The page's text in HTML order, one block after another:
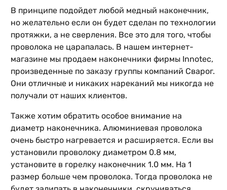
В принципе подойдет любой медный наконечник,
но желательно если он будет сделан по технологии
протяжки, а не сверления. Все это для того, чтобы
проволока не царапалась. В нашем интернет-
магазине мы продаем наконечники фирмы Innotec,
произведенные по заказу группы компаний Сварог.
Они отличные и никаких нареканий мы никогда не
получали от наших клиентов.
Также хотим обратить особое внимание на
диаметр наконечника. Алюминиевая проволока
очень быстро нагревается и расширяется. Если вы
установили проволоку диаметром 0.8 мм,
установите в горелку наконечник 1.0 мм. На 1
размер больше чем проволока. Тогда проволока не